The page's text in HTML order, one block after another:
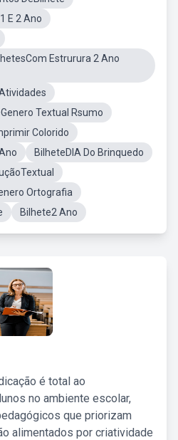
E 2 Ano
Estrurura 2 Ano
Textual Rsumo
Colorido
BilheteDIA Do Brinquedo
Ortografia
Bilhete2 Ano
é total ao
no ambiente escolar,
que priorizam
alimentados por criatividade